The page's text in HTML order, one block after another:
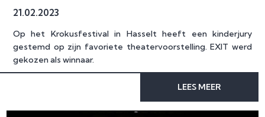
21.02.2023
Op het Krokusfestival in Hasselt heeft een kinderjury
gestemd op zijn favoriete theatervoorstelling. EXIT werd
gekozen als winnaar.
LEES MEER